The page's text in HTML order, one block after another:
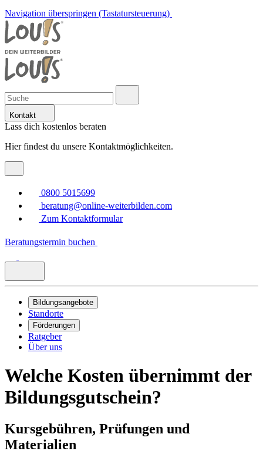
Navigation überspringen (Tastatursteuerung)
Kontakt
Lass dich kostenlos beraten
Hier findest du unsere Kontaktmöglichkeiten.
0800 5015699
beratung@online-weiterbilden.com
Zum Kontaktformular
Beratungstermin buchen
Bildungsangebote
Standorte
Förderungen
Ratgeber
Über uns
Welche Kosten übernimmt der
Bildungsgutschein?
Kursgebühren, Prüfungen und
Materialien